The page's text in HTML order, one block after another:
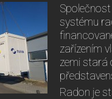
systému
zařízením
zemi stará
Radon je